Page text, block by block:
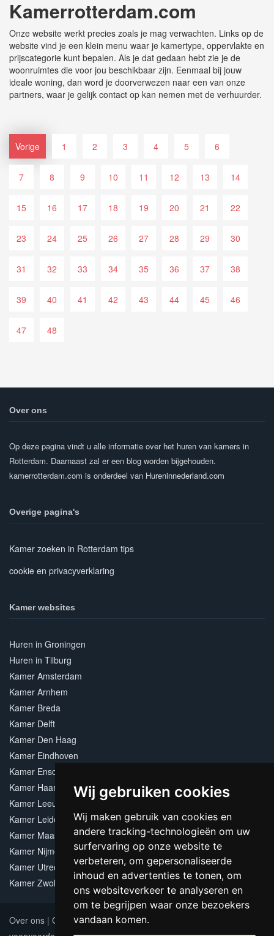
Wij gebruiken cookies
Wij maken gebruik van cookies en
andere tracking-technologieën om uw
surfervaring op onze website te
verbeteren, om gepersonaliseerde
inhoud en advertenties te tonen, om
ons websiteverkeer te analyseren en
om te begrijpen waar onze bezoekers
vandaan komen.
Kamerrotterdam.com
Onze website werkt precies zoals je mag verwachten. Links op de
website vind je een klein menu waar je kamertype, oppervlakte en
prijscategorie kunt bepalen. Als je dat gedaan hebt zie je de
woonruimtes die voor jou beschikbaar zijn. Eenmaal bij jouw
ideale woning, dan word je doorverwezen naar een van onze
partners, waar je gelijk contact op kan nemen met de verhuurder.
Vorige 1 2 3 4 5 6
7 8 9 10 11 12 13 14
15 16 17 18 19 20 21 22
23 24 25 26 27 28 29 30
31 32 33 34 35 36 37 38
39 40 41 42 43 44 45 46
47 48
Over ons
Op deze pagina vindt u alle informatie over het huren van kamers in
Rotterdam. Daarnaast zal er een blog worden bijgehouden.
kamerrotterdam.com is onderdeel van Hureninnederland.com
Overige pagina's
Kamer zoeken in Rotterdam tips
cookie en privacyverklaring
Kamer websites
Huren in Groningen
Huren in Tilburg
Kamer Amsterdam
Kamer Arnhem
Kamer Breda
Kamer Delft
Kamer Den Haag
Kamer Eindhoven
Kamer Enschede
Kamer Haarlem
Kamer Leeuwarden
Kamer Leiden
Kamer Maastricht
Kamer Nijmegen
Kamer Utrecht
Kamer Zwolle
Over ons | Contact|Adverteren|Sitemap